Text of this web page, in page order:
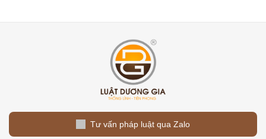
Tư vấn pháp luật qua Zalo